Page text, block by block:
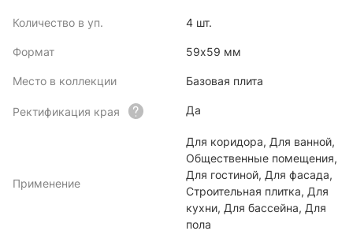
Количество в уп. 4 шт.
Формат 59x59 мм
Место в коллекции Базовая плита
Ректификация края Да
Применение
Для коридора, Для ванной,
Общественные помещения,
Для гостиной, Для фасада,
Строительная плитка, Для
кухни, Для бассейна, Для
пола